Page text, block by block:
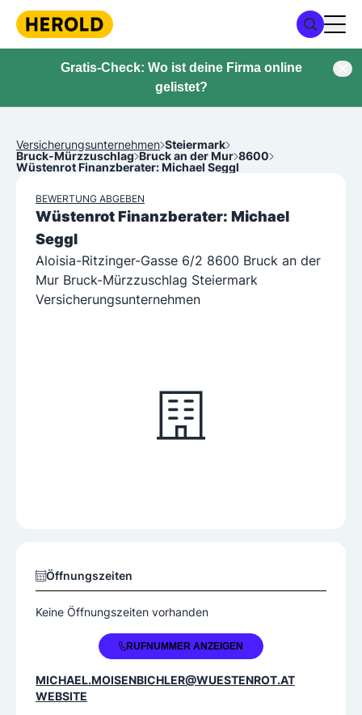
Gratis-Check: Wo ist deine Firma online
gelistet?
Versicherungsunternehmen Steiermark
Bruck-Mürzzuschlag Bruck an der Mur 8600
Wüstenrot Finanzberater: Michael Seggl
BEWERTUNG ABGEBEN
Wüstenrot Finanzberater: Michael
Seggl
Aloisia-Ritzinger-Gasse 6/2 8600 Bruck an der
Mur Bruck-Mürzzuschlag Steiermark
Versicherungsunternehmen
Öffnungszeiten
Keine Öffnungszeiten vorhanden
+43 650 6633679RUFNUMMER ANZEIGEN
MICHAEL.MOISENBICHLER@WUESTENROT.AT
WEBSITE